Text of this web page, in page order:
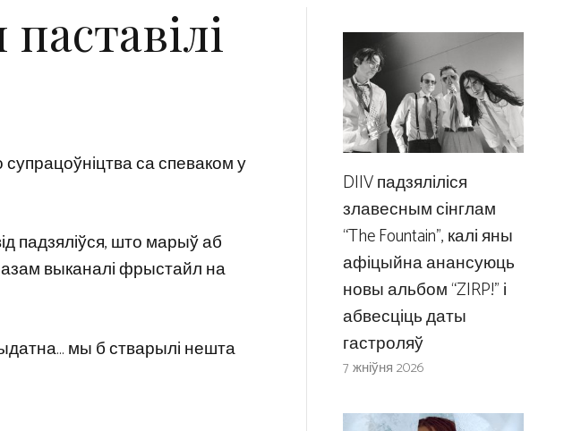
са спеваком у
падзяліўся, што марыў аб
выканалі фрыстайл на
мы б стварылі нешта
DIIV падзяліліся
злавесным сінглам
“The Fountain”, калі яны
афіцыйна анансуюць
новы альбом “ZIRP!” і
абвесціць даты
гастроляў
7 жніўня 2026